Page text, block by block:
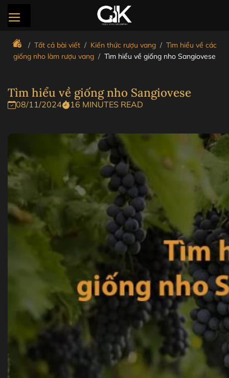
qua
dung
/ Tất cả bài viết / Kiến thức rượu vang / Tìm hiểu về các
giống nho làm rượu vang / Tìm hiểu về giống nho Sangiovese
Tìm hiểu về giống nho Sangiovese
08/11/2024 16 MINUTES READ